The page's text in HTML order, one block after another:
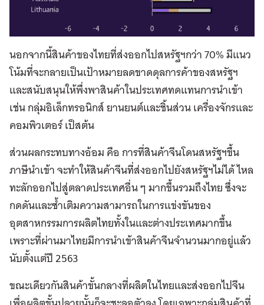
นอกจากนี้สินค้าของไทยที่ส่งออกไปสหรัฐฯกว่า 70% มีแนว
โน้มที่จะกลายเป็นเป้าหมายลดขาดดุลการค้าของสหรัฐฯ
และสนับสนุนให้พึ่งพาสินค้าในประเทศทดแทนการนำเข้า
เช่น กลุ่มอิเล็กทรอนิกส์ ยานยนต์และชิ้นส่วน เครื่องจักรและ
คอมพิวเตอร์ เป็สต้น
ส่วนผลกระทบทางอ้อม คือ การที่สินค้าจีนโดนสหรัฐฯขึ้น
ภาษีนำเข้า จะทำให้สินค้าจีนที่ส่งออกไปยังสหรัฐฯไม่ได้ ไหล
ทะลักออกไปสู่ตลาดประเทศอื่น ๆ มากขึ้นรวมถึงไทย ซึ่งจะ
กดดันและซ้ำเติมความสามารถในการแข่งขันของ
อุตสาหกรรมการผลิตไทยทั้งในและต่างประเทศมากขึ้น
เพราะที่ผ่านมาไทยมีการนำเข้าสินค้าจีนจำนวนมากอยู่แล้ว
นับตั้งแต่ปี 2563
ขณะเดียวกันสินค้าขั้นกลางที่ผลิตในไทยและส่งออกไปจีน